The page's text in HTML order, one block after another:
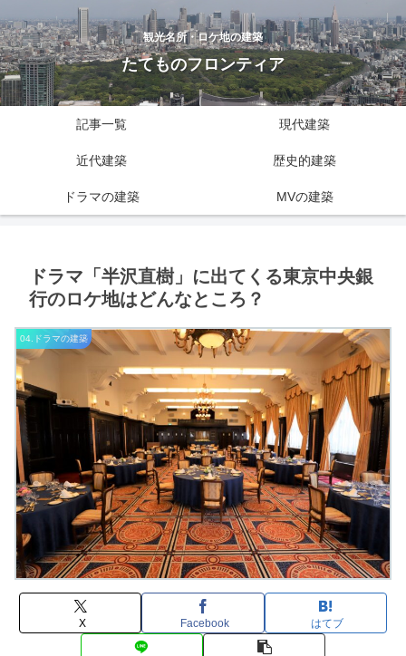
観光名所・ロケ地の建築
たてものフロンティア
記事一覧 現代建築
近代建築 歴史的建築
ドラマの建築 MVの建築
ドラマ「半沢直樹」に出てくる東京中央銀
行のロケ地はどんなところ？
04.ドラマの建築
X Facebook はてブ